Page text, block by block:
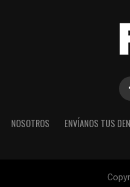
NOSOTROS ENVÍANOS TUS